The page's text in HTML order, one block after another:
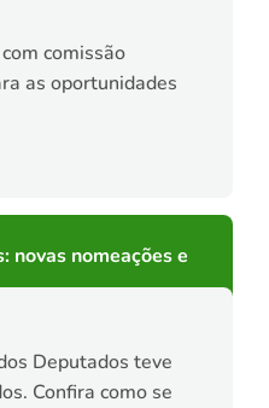
comissão
as oportunidades
novas nomeações e
Deputados teve
Confira como se